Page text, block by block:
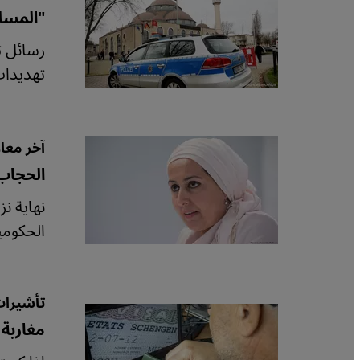
رسائل
آخر
نهاية